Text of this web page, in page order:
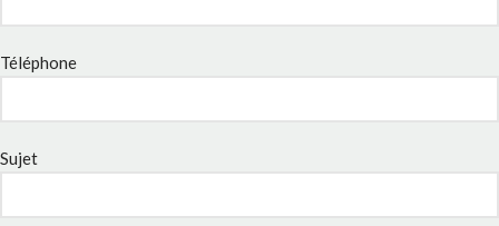
Téléphone
Sujet